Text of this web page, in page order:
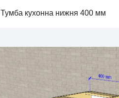
Тумба кухонна нижня 400 мм